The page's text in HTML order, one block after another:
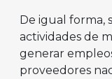
De igual forma,
actividades de
generar
proveedores